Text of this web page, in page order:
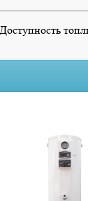
Доступность